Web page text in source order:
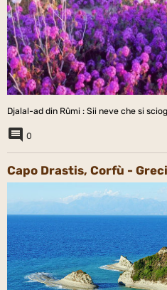
Djalal-ad din Rûmi : Sii neve che si
0
Capo Drastis, Corfù -